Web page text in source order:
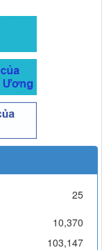
25
10,370
103,147